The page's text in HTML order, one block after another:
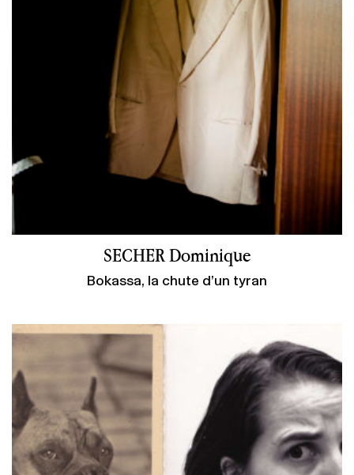
SECHER Dominique
Bokassa, la chute d’un tyran